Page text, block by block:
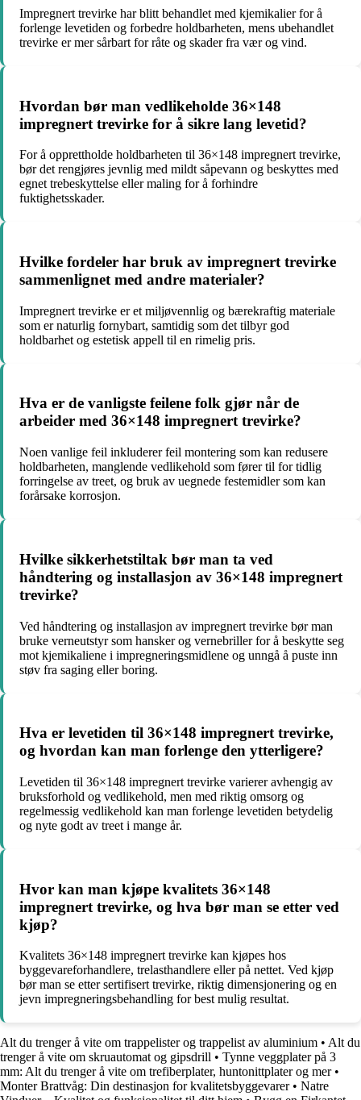
Impregnert trevirke har blitt behandlet med kjemikalier for å
forlenge levetiden og forbedre holdbarheten, mens ubehandlet
trevirke er mer sårbart for råte og skader fra vær og vind.
Hvordan bør man vedlikeholde 36×148
impregnert trevirke for å sikre lang levetid?
For å opprettholde holdbarheten til 36×148 impregnert trevirke,
bør det rengjøres jevnlig med mildt såpevann og beskyttes med
egnet trebeskyttelse eller maling for å forhindre
fuktighetsskader.
Hvilke fordeler har bruk av impregnert trevirke
sammenlignet med andre materialer?
Impregnert trevirke er et miljøvennlig og bærekraftig materiale
som er naturlig fornybart, samtidig som det tilbyr god
holdbarhet og estetisk appell til en rimelig pris.
Hva er de vanligste feilene folk gjør når de
arbeider med 36×148 impregnert trevirke?
Noen vanlige feil inkluderer feil montering som kan redusere
holdbarheten, manglende vedlikehold som fører til for tidlig
forringelse av treet, og bruk av uegnede festemidler som kan
forårsake korrosjon.
Hvilke sikkerhetstiltak bør man ta ved
håndtering og installasjon av 36×148 impregnert
trevirke?
Ved håndtering og installasjon av impregnert trevirke bør man
bruke verneutstyr som hansker og vernebriller for å beskytte seg
mot kjemikaliene i impregneringsmidlene og unngå å puste inn
støv fra saging eller boring.
Hva er levetiden til 36×148 impregnert trevirke,
og hvordan kan man forlenge den ytterligere?
Levetiden til 36×148 impregnert trevirke varierer avhengig av
bruksforhold og vedlikehold, men med riktig omsorg og
regelmessig vedlikehold kan man forlenge levetiden betydelig
og nyte godt av treet i mange år.
Hvor kan man kjøpe kvalitets 36×148
impregnert trevirke, og hva bør man se etter ved
kjøp?
Kvalitets 36×148 impregnert trevirke kan kjøpes hos
byggevareforhandlere, trelasthandlere eller på nettet. Ved kjøp
bør man se etter sertifisert trevirke, riktig dimensjonering og en
jevn impregneringsbehandling for best mulig resultat.
Alt du trenger å vite om trappelister og trappelist av aluminium • Alt du
trenger å vite om skruautomat og gipsdrill • Tynne veggplater på 3
mm: Alt du trenger å vite om trefiberplater, huntonittplater og mer•
Monter Brattvåg: Din destinasjon for kvalitetsbyggevarer• Natre